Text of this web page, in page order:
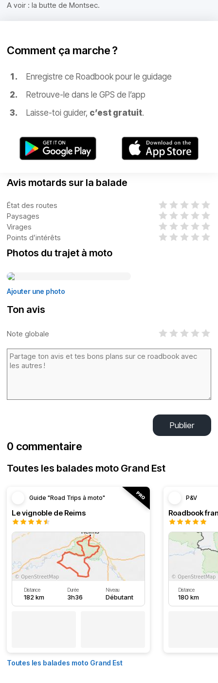
A voir : la butte de Montsec.
Comment ça marche ?
Enregistre ce Roadbook pour le guidage
Retrouve-le dans le GPS de l’app
Laisse-toi guider, c’est gratuit.
Avis motards sur la balade
État des routes
Paysages
Virages
Points d’intérêts
Photos du trajet à moto
Ajouter une photo
Ton avis
Note globale
Publier
0 commentaire
Toutes les balades moto Grand Est
Guide "Road Trips à moto"
Le vignoble de Reims
Distance
182 km
Durée
3h36
Niveau
Débutant
P&V
Distance
180 km
Toutes les balades moto Grand Est